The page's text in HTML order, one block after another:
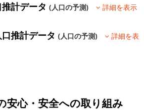
推計データ(人口の予測)
詳細を表示
口推計データ(人口の予測)
詳細を表
安心・安全への取り組み